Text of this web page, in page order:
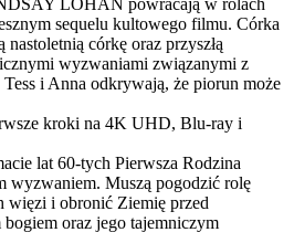
LOHAN powracają w rolach
sequelu kultowego filmu. Córka
nastoletnią córkę oraz przyszłą
wyzwaniami związanymi z
i Anna odkrywają, że piorun może
kroki na 4K UHD, Blu-ray i
lat 60-tych Pierwsza Rodzina
wyzwaniem. Muszą pogodzić rolę
więzi i obronić Ziemię przed
oraz jego tajemniczym